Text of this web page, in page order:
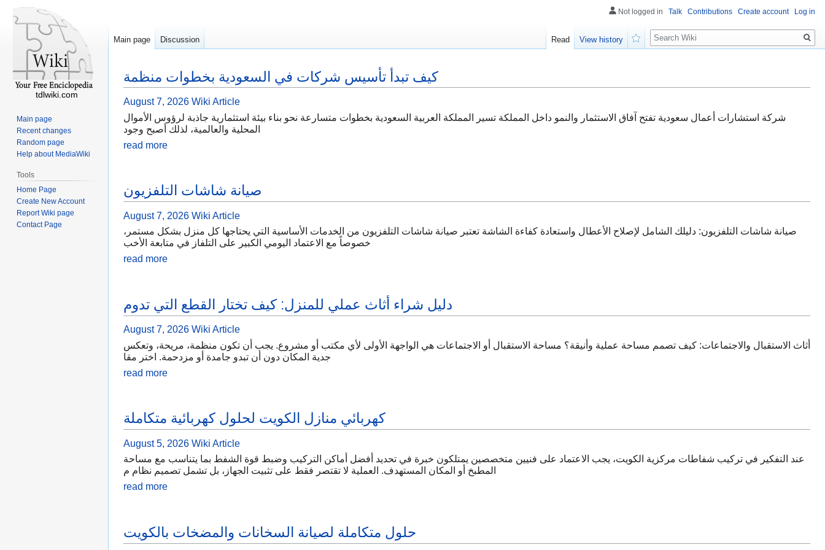
كيف تبدأ تأسيس شركات في السعودية بخطوات منظمة
August 7, 2026 Wiki Article
شركة استشارات أعمال سعودية تفتح آفاق الاستثمار والنمو داخل المملكة تسير المملكة العربية السعودية بخطوات متسارعة نحو بناء بيئة استثمارية جاذبة لرؤوس الأموال
المحلية والعالمية، لذلك أصبح وجود
read more
صيانة شاشات التلفزيون
August 7, 2026 Wiki Article
صيانة شاشات التلفزيون: دليلك الشامل لإصلاح الأعطال واستعادة كفاءة الشاشة تعتبر صيانة شاشات التلفزيون من الخدمات الأساسية التي يحتاجها كل منزل بشكل مستمر،
خصوصاً مع الاعتماد اليومي الكبير على التلفاز في متابعة الأخب
read more
دليل شراء أثاث عملي للمنزل: كيف تختار القطع التي تدوم
August 7, 2026 Wiki Article
أثاث الاستقبال والاجتماعات: كيف تصمم مساحة عملية وأنيقة؟ مساحة الاستقبال أو الاجتماعات هي الواجهة الأولى لأي مكتب أو مشروع. يجب أن تكون منظمة، مريحة، وتعكس
جدية المكان دون أن تبدو جامدة أو مزدحمة. اختر مقا
read more
كهربائي منازل الكويت لحلول كهربائية متكاملة
August 5, 2026 Wiki Article
عند التفكير في تركيب شفاطات مركزية الكويت، يجب الاعتماد على فنيين متخصصين يمتلكون خبرة في تحديد أفضل أماكن التركيب وضبط قوة الشفط بما يتناسب مع مساحة
المطبخ أو المكان المستهدف. العملية لا تقتصر فقط على تثبيت الجهاز، بل تشمل تصميم نظام م
read more
حلول متكاملة لصيانة السخانات والمضخات بالكويت
Not logged in Talk Contributions Create account Log in
Main page Discussion Read
View history
Search
tdlwiki.com
Main page
Recent changes
Random page
Help about MediaWiki
Tools
Home Page
Create New Account
Report Wiki page
Contact Page